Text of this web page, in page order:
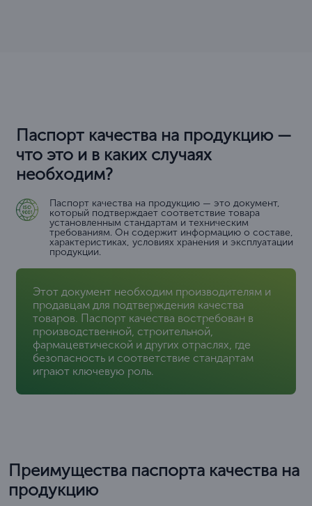
Паспорт качества на продукцию —
что это и в каких случаях
необходим?
Паспорт качества на продукцию — это документ,
который подтверждает соответствие товара
установленным стандартам и техническим
требованиям. Он содержит информацию о составе,
характеристиках, условиях хранения и эксплуатации
продукции.
Этот документ необходим производителям и
продавцам для подтверждения качества
товаров. Паспорт качества востребован в
производственной, строительной,
фармацевтической и других отраслях, где
безопасность и соответствие стандартам
играют ключевую роль.
Преимущества паспорта качества на
продукцию